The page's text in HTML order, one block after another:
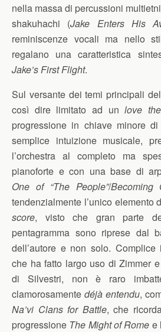
nella massa di percussioni
shakuhachi (Jake Enters His
reminiscenze vocali ma nello
regalano una caratteristica
Jake’s First Flight.
Sul versante dei temi principali
così dire limitato ad unlove
progressione in chiave minore
semplice intuizione musicale,
l’orchestra al completo ma
pianoforte e con una base di
One of “The People”/Becoming
tendenzialmente l’unico elemento
score, visto che gran parte
pentagramma sono riprese dal
dell’autore e non solo.
che ha fatto largo uso di Zimmer
di Silvestri, non è raro
clamorosamente déjà entendu,
Na’vi Clans for Battle, che
progressione The Might of Rome e